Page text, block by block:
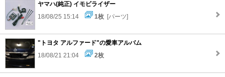
ヤマハ(純正) イモビライザー
18/08/25 15:14
1枚 [パーツ]
"トヨタ アルファード"の愛車アルバム
18/08/21 21:04
2枚